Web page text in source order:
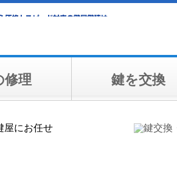
修理 鍵を交換